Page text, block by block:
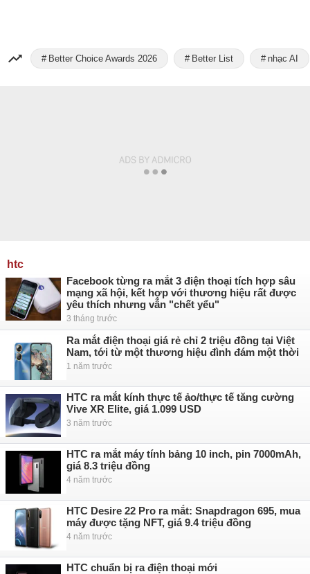
Better Choice Awards 2026 Better List nhạc AI
htc
Facebook từng ra mắt 3 điện thoại tích hợp sâu
mạng xã hội, kết hợp với thương hiệu rất được
yêu thích nhưng vẫn "chết yểu"
3 tháng trước
Ra mắt điện thoại giá rẻ chỉ 2 triệu đồng tại Việt
Nam, tới từ một thương hiệu đình đám một thời
1 năm trước
HTC ra mắt kính thực tế ảo/thực tế tăng cường
Vive XR Elite, giá 1.099 USD
3 năm trước
HTC ra mắt máy tính bảng 10 inch, pin 7000mAh,
giá 8.3 triệu đồng
4 năm trước
HTC Desire 22 Pro ra mắt: Snapdragon 695, mua
máy được tặng NFT, giá 9.4 triệu đồng
4 năm trước
HTC chuẩn bị ra điện thoại mới